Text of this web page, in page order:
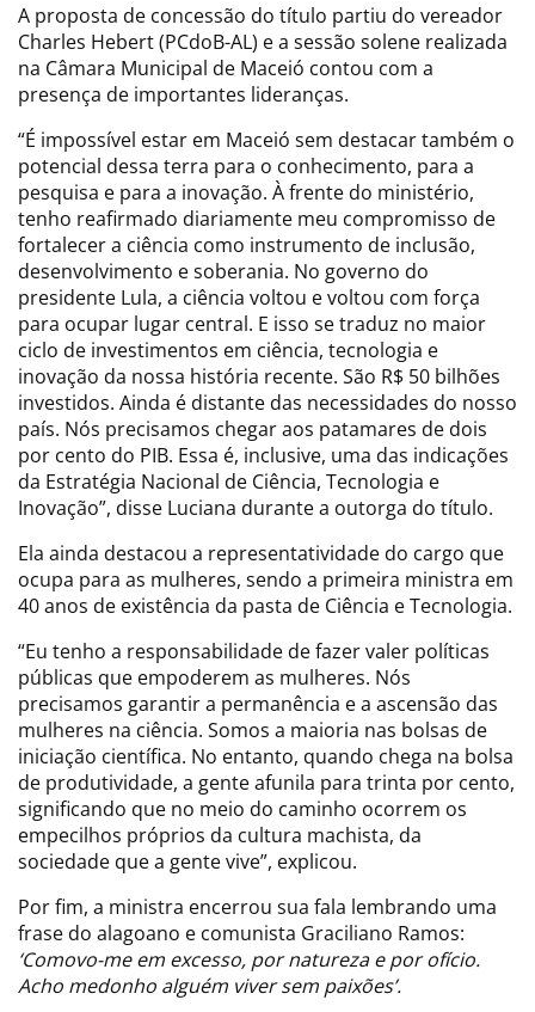
A proposta de concessão do título partiu do vereador
Charles Hebert (PCdoB-AL) e a sessão solene realizada
na Câmara Municipal de Maceió contou com a
presença de importantes lideranças.
“É impossível estar em Maceió sem destacar também o
potencial dessa terra para o conhecimento, para a
pesquisa e para a inovação. À frente do ministério,
tenho reafirmado diariamente meu compromisso de
fortalecer a ciência como instrumento de inclusão,
desenvolvimento e soberania. No governo do
presidente Lula, a ciência voltou e voltou com força
para ocupar lugar central. E isso se traduz no maior
ciclo de investimentos em ciência, tecnologia e
inovação da nossa história recente. São R$ 50 bilhões
investidos. Ainda é distante das necessidades do nosso
país. Nós precisamos chegar aos patamares de dois
por cento do PIB. Essa é, inclusive, uma das indicações
da Estratégia Nacional de Ciência, Tecnologia e
Inovação”, disse Luciana durante a outorga do título.
Ela ainda destacou a representatividade do cargo que
ocupa para as mulheres, sendo a primeira ministra em
40 anos de existência da pasta de Ciência e Tecnologia.
“Eu tenho a responsabilidade de fazer valer políticas
públicas que empoderem as mulheres. Nós
precisamos garantir a permanência e a ascensão das
mulheres na ciência. Somos a maioria nas bolsas de
iniciação científica. No entanto, quando chega na bolsa
de produtividade, a gente afunila para trinta por cento,
significando que no meio do caminho ocorrem os
empecilhos próprios da cultura machista, da
sociedade que a gente vive”, explicou.
Por fim, a ministra encerrou sua fala lembrando uma
frase do alagoano e comunista Graciliano Ramos:
‘Comovo-me em excesso, por natureza e por ofício.
Acho medonho alguém viver sem paixões’.